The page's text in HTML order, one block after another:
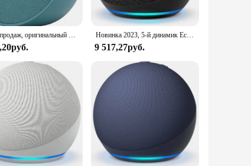
to your favorite playlist or enjoying an
choice for those who value both functionality and
decor, while its user-friendly interface makes it
home needs. Whether you're looking to automate
room, ensuring that Alexa is always within reach.
generation is an excellent choice for businesses
and professional use.
Лидер продаж, оригинальный умный звуковой гудок Alexa Echo S Dot Pop 5-го и 4-го поколения, максимальная версия, дешевый, доступен с Alexa Новинка 2023, 5-й динамик Echo Dot, голосовой помощник Alexa для умного дома 5-го поколения, концентратор для умного дома для ПК, распродажа интеллектуальных динамиков
9 517,27руб.